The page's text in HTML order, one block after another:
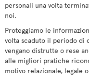
personali una volta
noi.
Proteggiamo le
volta scaduto il periodo di
vengano distrutte o rese
alle migliori pratiche
motivo relazionale, legale